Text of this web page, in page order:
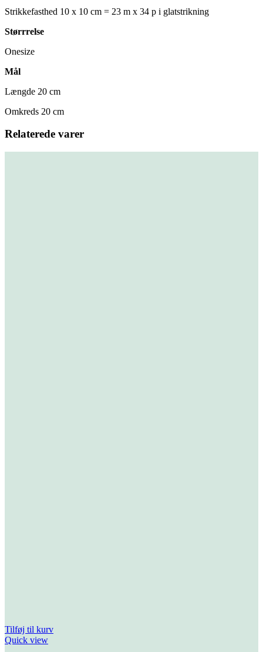
Strikkefasthed 10 x 10 cm = 23 m x 34 p i glatstrikning
Størrrelse
Onesize
Mål
Længde 20 cm
Omkreds 20 cm
Relaterede varer
Tilføj til kurv
Quick view